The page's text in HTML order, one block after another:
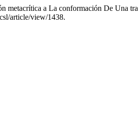
metacrítica a La conformación De Una
article/view/1438.